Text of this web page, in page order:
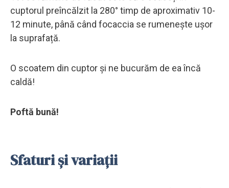
cuptorul preîncălzit la 280° timp de aproximativ 10-
12 minute, până când focaccia se rumenește ușor
la suprafață.
O scoatem din cuptor și ne bucurăm de ea încă
caldă!
Poftă bună!
Sfaturi și variații